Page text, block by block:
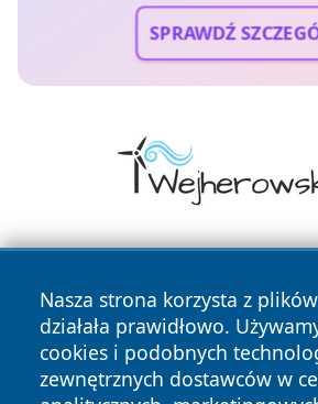
SPRAWDŹ
Nasza strona korzysta z
działała prawidłowo.
cookies i podobnych
zewnętrznych dostawców w
Copyright © 2026 stargardlokalnie.pl